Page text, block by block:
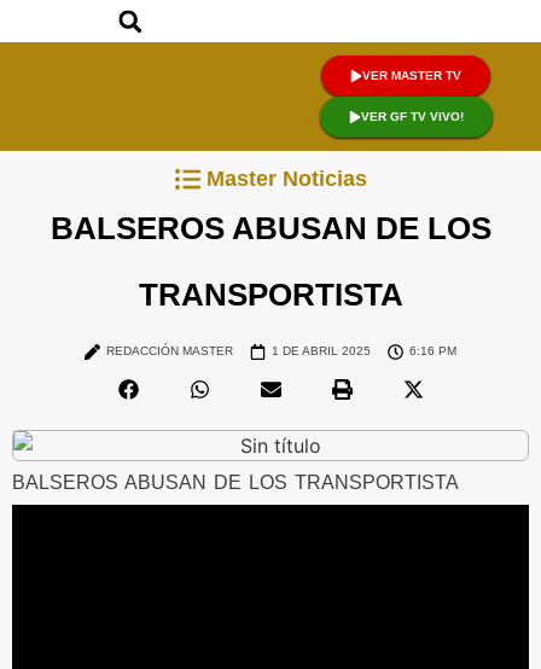
VER MASTER TV
VER GF TV VIVO!
Master Noticias
BALSEROS ABUSAN DE LOS
TRANSPORTISTA
REDACCIÓN MASTER 1 DE ABRIL 2025 6:16 PM
BALSEROS ABUSAN DE LOS TRANSPORTISTA